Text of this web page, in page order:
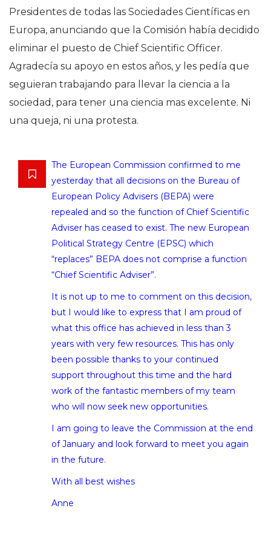
Presidentes de todas las Sociedades Científicas en
Europa, anunciando que la Comisión había decidido
eliminar el puesto de Chief Scientific Officer.
Agradecía su apoyo en estos años, y les pedía que
seguieran trabajando para llevar la ciencia a la
sociedad, para tener una ciencia mas excelente. Ni
una queja, ni una protesta.
The European Commission confirmed to me
yesterday that all decisions on the Bureau of
European Policy Advisers (BEPA) were
repealed and so the function of Chief Scientific
Adviser has ceased to exist. The new European
Political Strategy Centre (EPSC) which
“replaces” BEPA does not comprise a function
“Chief Scientific Adviser”.
It is not up to me to comment on this decision,
but I would like to express that I am proud of
what this office has achieved in less than 3
years with very few resources. This has only
been possible thanks to your continued
support throughout this time and the hard
work of the fantastic members of my team
who will now seek new opportunities.
I am going to leave the Commission at the end
of January and look forward to meet you again
in the future.
With all best wishes
Anne